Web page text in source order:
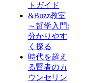
トガイド
&Buzz教室
～哲学入門:
分かりやす
く探る
時代を超え
る賢者のカ
ウンセリン